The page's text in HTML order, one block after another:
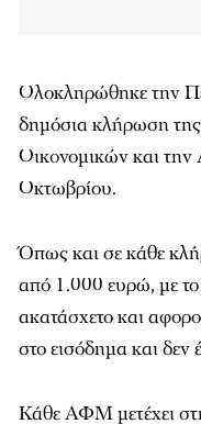
Ολοκληρώθηκε την
δημόσια κλήρωση
Οικονομικών και
Οκτωβρίου.
Όπως και σε κάθε
από 1.000 ευρώ, με
ακατάσχετο και
στο εισόδημα και δεν
Κάθε ΑΦΜ μετέχει